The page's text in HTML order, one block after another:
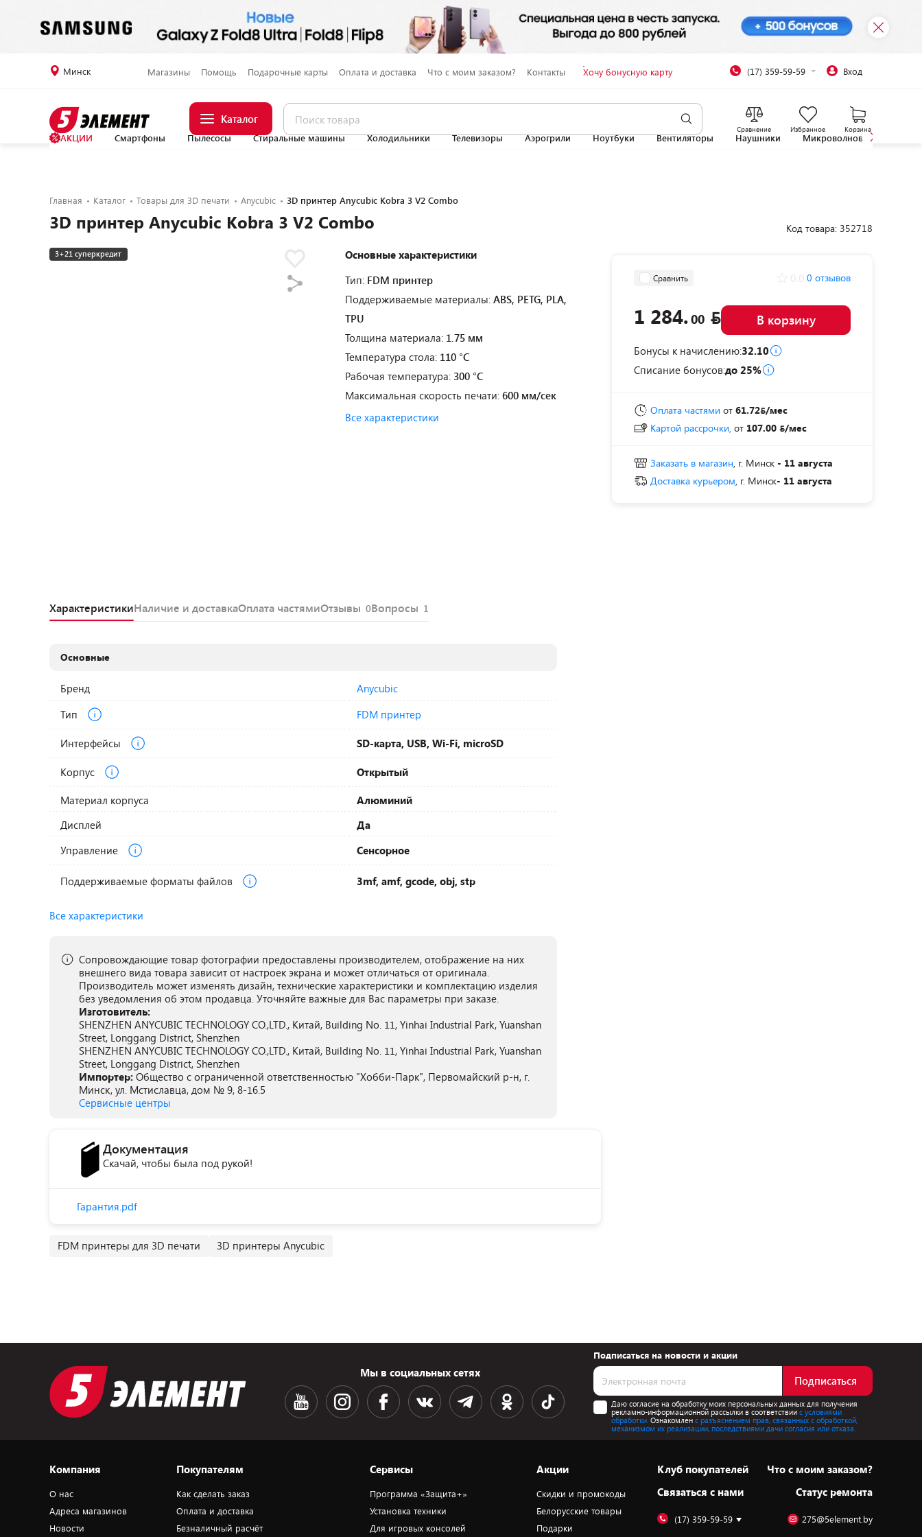
Минск Магазины Помощь Подарочные карты Оплата и доставка Что с моим заказом? Контакты Хочу бонусную карту (17) 359-59-59 Вход
Каталог
Сравнение Избранное Корзина
АКЦИИ Смартфоны Пылесосы Стиральные машины Холодильники Телевизоры Аэрогрили Ноутбуки Вентиляторы Наушники Микроволновые печи
Главная Каталог Товары для 3D печати Anycubic 3D принтер Anycubic Kobra 3 V2 Combo
3D принтер Anycubic Kobra 3 V2 Combo
3+21 суперкредит
Основные характеристики
Тип: FDM принтер
Поддерживаемые материалы: ABS, PETG, PLA,
TPU
Толщина материала: 1.75 мм
Температура стола: 110 °C
Рабочая температура: 300 °C
Максимальная скорость печати: 600 мм/сек
Все характеристики
Код товара: 352718
Сравнить 0 отзывов
1 284.00 В корзину
Бонусы к начислению:32.10
Списание бонусов:до 25%
Оплата частями от 61.72 /мес
Картой рассрочки, от 107.00 /мес
Заказать в магазин, г. Минск - 11 августа
Доставка курьером, г. Минск- 11 августа
ХарактеристикиНаличие и доставкаОплата частямиОтзывы 0Вопросы 1
Основные
Бренд
Anycubic
Тип
FDM принтер
Интерфейсы SD-карта, USB, Wi-Fi, microSD
Корпус Открытый
Материал корпуса
Алюминий
Дисплей
Да
Управление
Сенсорное
Поддерживаемые форматы файлов 3mf, amf, gcode, obj, stp
Все характеристики
Сопровождающие товар фотографии предоставлены производителем, отображение на них
внешнего вида товара зависит от настроек экрана и может отличаться от оригинала.
Производитель может изменять дизайн, технические характеристики и комплектацию изделия
без уведомления об этом продавца. Уточняйте важные для Вас параметры при заказе.
Изготовитель:
SHENZHEN ANYCUBIC TECHNOLOGY CO.,LTD., Китай, Building No. 11, Yinhai Industrial Park, Yuanshan
Street, Longgang District, Shenzhen
SHENZHEN ANYCUBIC TECHNOLOGY CO.,LTD., Китай, Building No. 11, Yinhai Industrial Park, Yuanshan
Street, Longgang District, Shenzhen
Импортер: Общество с ограниченной ответственностью "Хобби-Парк", Первомайский р-н, г.
Минск, ул. Мстиславца, дом № 9, 8-16.5
Сервисные центры
Документация
Скачай, чтобы была под рукой!
Гарантия.pdf
FDM принтеры для 3D печати 3D принтеры Anycubic
Мы в социальных сетях
Подписаться на новости и акции
Подписаться
Даю согласие на обработку моих персональных данных для получения
рекламно-информационной рассылки в соответствиис условиями
обработки. Ознакомлен с разъяснением прав, связанных с обработкой,
механизмом их реализации, последствиями дачи согласия или отказа.
Компания
О нас
Адреса магазинов
Новости
Покупателям
Как сделать заказ
Оплата и доставка
Безналичный расчёт
Сервисы
Программа «Защита+»
Установка техники
Для игровых консолей
Акции
Скидки и промокоды
Белорусские товары
Подарки
Клуб покупателей
Cвязаться с нами
Что с моим заказом?
Статус ремонта
(17) 359-59-59 275@5element.by